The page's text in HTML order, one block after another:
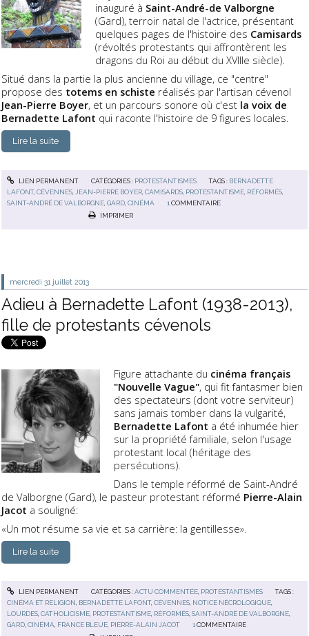
inauguré à Saint-André-de Valborgne
(Gard), terroir natal de l'actrice, présentant
quelques pages de l'histoire des Camisards
(révoltés protestants qui affrontèrent les
dragons du Roi au début du XVIIIe siècle).
Situé dans la partie la plus ancienne du village, ce "centre"
propose des totems en schiste réalisés par l'artisan cévenol
Jean-Pierre Boyer, et un parcours sonore où c'est la voix de
Bernadette Lafont qui raconte l'histoire de 9 figures locales.
Lire la suite
LIEN PERMANENT CATÉGORIES : PROTESTANTISMES TAGS : BERNADETTE
LAFONT,CÉVENNES JEAN-PIERRE BOYER ,CAMISARDS PROTESTANTISME RÉFORMÉS
SAINT-ANDRÉ DE VALBORGNE ,GARD ,CINÉMA 1 COMMENTAIRE
IMPRIMER
mercredi 31 juillet 2013
Adieu à Bernadette Lafont (1938-2013),
fille de protestants cévenols
Figure attachante du cinéma français
"Nouvelle Vague", qui fit fantasmer bien
des spectateurs (dont votre serviteur)
sans jamais tomber dans la vulgarité,
Bernadette Lafont a été inhumée hier
sur la propriété familiale, selon l'usage
protestant local (héritage des
persécutions).
Dans le temple réformé de Saint-André
de Valborgne (Gard), le pasteur protestant réformé Pierre-Alain
Jacot a souligné:
«Un mot résume sa vie et sa carrière: la gentillesse».
Lire la suite
LIEN PERMANENT CATÉGORIES :ACTU COMMENTÉE, PROTESTANTISMES
TAGS :
CINÉMA ET RELIGION BERNADETTE LAFONT,CÉVENNES NOTICE NÉCROLOGIQUE
LOURDES ,CATHOLICISME PROTESTANTISME RÉFORMÉS ,SAINT-ANDRÉ DE VALBORGNE
GARD ,CINÉMA FRANCE BLEUE PIERRE-ALAIN JACOT 1 COMMENTAIRE